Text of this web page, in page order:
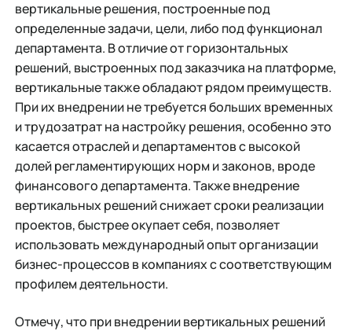
вертикальные решения, построенные под
определенные задачи, цели, либо под функционал
департамента. В отличие от горизонтальных
решений, выстроенных под заказчика на платформе,
вертикальные также обладают рядом преимуществ.
При их внедрении не требуется больших временных
и трудозатрат на настройку решения, особенно это
касается отраслей и департаментов с высокой
долей регламентирующих норм и законов, вроде
финансового департамента. Также внедрение
вертикальных решений снижает сроки реализации
проектов, быстрее окупает себя, позволяет
использовать международный опыт организации
бизнес-процессов в компаниях с соответствующим
профилем деятельности.
Отмечу, что при внедрении вертикальных решений